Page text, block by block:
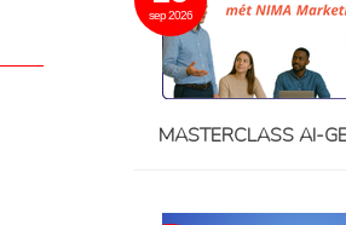
sep 2026
MASTERCLASS AI-